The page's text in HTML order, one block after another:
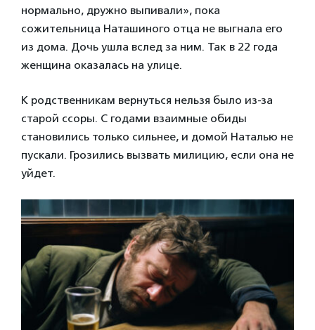
нормально, дружно выпивали», пока
сожительница Наташиного отца не выгнала его
из дома. Дочь ушла вслед за ним. Так в 22 года
женщина оказалась на улице.
К родственникам вернуться нельзя было из-за
старой ссоры. С годами взаимные обиды
становились только сильнее, и домой Наталью не
пускали. Грозились вызвать милицию, если она не
уйдет.